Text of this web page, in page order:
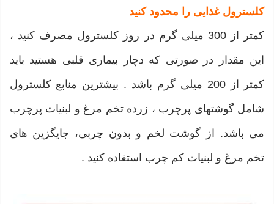
کلسترول غذایی را محدود کنید
کمتر از 300 میلی گرم در روز کلسترول مصرف کنید ،
این مقدار در صورتی که دچار بیماری قلبی هستید باید
کمتر از 200 میلی گرم باشد . بیشترین منابع کلسترول
شامل گوشتهای پرچرب ، زرده تخم مرغ و لبنیات پرچرب
می باشد. از گوشت لخم و بدون چربی، جایگزین های
تخم مرغ و لبنیات کم چرب استفاده کنید .